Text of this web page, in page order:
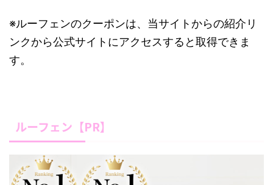
※ルーフェンのクーポンは、当サイトからの紹介リ
ンクから公式サイトにアクセスすると取得できま
す。
ルーフェン【PR】